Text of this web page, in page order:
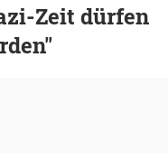
Zeit dürfen